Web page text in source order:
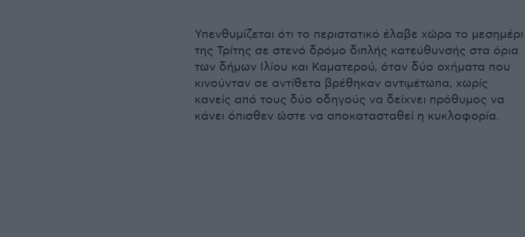
Υπενθυμίζεται ότι το περιστατικό έλαβε χώρα το μεσημέρι
της Τρίτης σε στενό δρόμο διπλής κατεύθυνσής στα όρια
των δήμων Ιλίου και Καματερού, όταν δύο οχήματα που
κινούνταν σε αντίθετα βρέθηκαν αντιμέτωπα, χωρίς
κανείς από τους δύο οδηγούς να δείχνει πρόθυμος να
κάνει όπισθεν ώστε να αποκατασταθεί η κυκλοφορία.